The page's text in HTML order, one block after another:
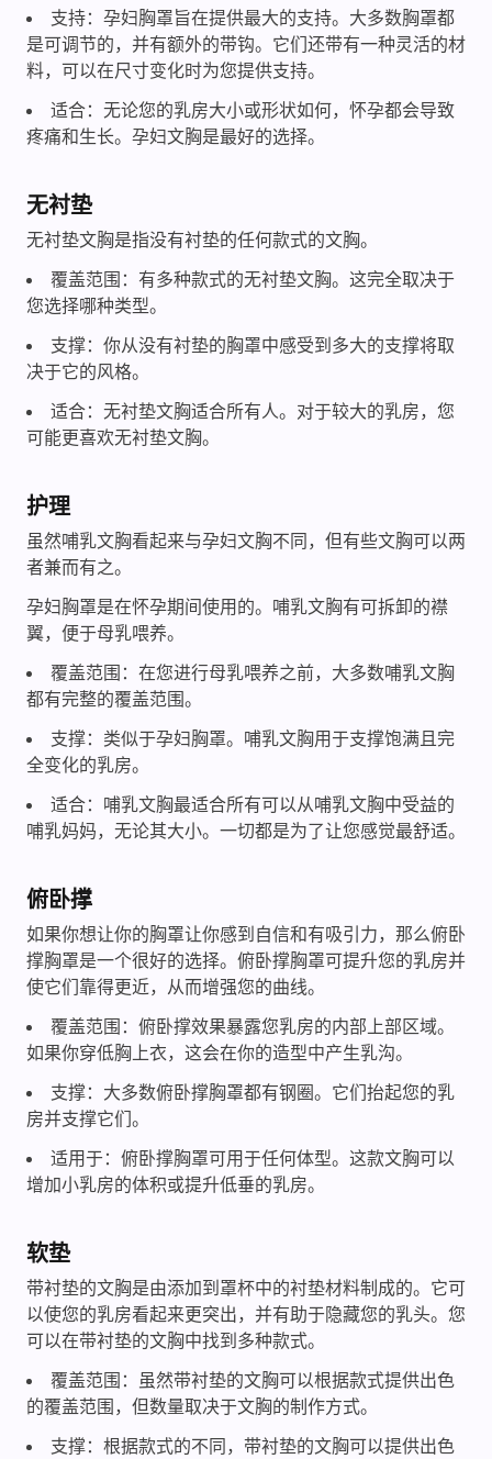
支持：孕妇胸罩旨在提供最大的支持。大多数胸罩都
是可调节的，并有额外的带钩。它们还带有一种灵活的材
料，可以在尺寸变化时为您提供支持。
适合：无论您的乳房大小或形状如何，怀孕都会导致
疼痛和生长。孕妇文胸是最好的选择。
无衬垫
无衬垫文胸是指没有衬垫的任何款式的文胸。
覆盖范围：有多种款式的无衬垫文胸。这完全取决于
您选择哪种类型。
支撑：你从没有衬垫的胸罩中感受到多大的支撑将取
决于它的风格。
适合：无衬垫文胸适合所有人。对于较大的乳房，您
可能更喜欢无衬垫文胸。
护理
虽然哺乳文胸看起来与孕妇文胸不同，但有些文胸可以两
者兼而有之。
孕妇胸罩是在怀孕期间使用的。哺乳文胸有可拆卸的襟
翼，便于母乳喂养。
覆盖范围：在您进行母乳喂养之前，大多数哺乳文胸
都有完整的覆盖范围。
支撑：类似于孕妇胸罩。哺乳文胸用于支撑饱满且完
全变化的乳房。
适合：哺乳文胸最适合所有可以从哺乳文胸中受益的
哺乳妈妈，无论其大小。一切都是为了让您感觉最舒适。
俯卧撑
如果你想让你的胸罩让你感到自信和有吸引力，那么俯卧
撑胸罩是一个很好的选择。俯卧撑胸罩可提升您的乳房并
使它们靠得更近，从而增强您的曲线。
覆盖范围：俯卧撑效果暴露您乳房的内部上部区域。
如果你穿低胸上衣，这会在你的造型中产生乳沟。
支撑：大多数俯卧撑胸罩都有钢圈。它们抬起您的乳
房并支撑它们。
适用于：俯卧撑胸罩可用于任何体型。这款文胸可以
增加小乳房的体积或提升低垂的乳房。
软垫
带衬垫的文胸是由添加到罩杯中的衬垫材料制成的。它可
以使您的乳房看起来更突出，并有助于隐藏您的乳头。您
可以在带衬垫的文胸中找到多种款式。
覆盖范围：虽然带衬垫的文胸可以根据款式提供出色
的覆盖范围，但数量取决于文胸的制作方式。
支撑：根据款式的不同，带衬垫的文胸可以提供出色